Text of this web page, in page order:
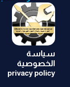
سياسة
الخصوصية
privacy policy